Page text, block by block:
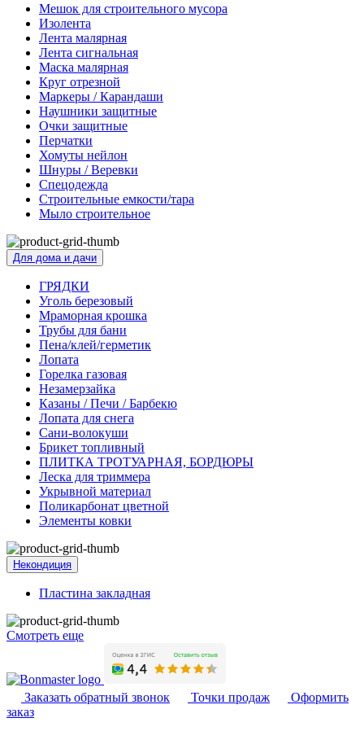
Мешок для строительного мусора
Изолента
Лента малярная
Лента сигнальная
Маска малярная
Круг отрезной
Маркеры / Карандаши
Наушники защитные
Очки защитные
Перчатки
Хомуты нейлон
Шнуры / Веревки
Спецодежда
Строительные емкости/тара
Мыло строительное
Для дома и дачи
ГРЯДКИ
Уголь березовый
Мраморная крошка
Трубы для бани
Пена/клей/герметик
Лопата
Горелка газовая
Незамерзайка
Казаны / Печи / Барбекю
Лопата для снега
Сани-волокуши
Брикет топливный
ПЛИТКА ТРОТУАРНАЯ, БОРДЮРЫ
Леска для триммера
Укрывной материал
Поликарбонат цветной
Элементы ковки
Некондиция
Пластина закладная
Смотреть еще
Заказать обратный звонок Точки продаж
Оформить
заказ